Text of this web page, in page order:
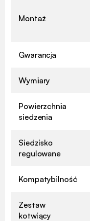
Montaż
Gwarancja
Wymiary
Powierzchnia
siedzenia
Siedzisko
regulowane
Kompatybilność
Zestaw
kotwiący